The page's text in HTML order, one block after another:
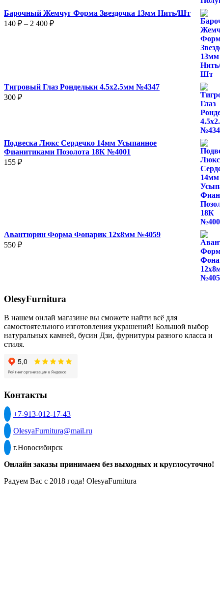
Барочный Жемчуг Форма Звездочка 13мм Нить/Шт
140 ₽ – 2 400 ₽Диапазон
Тигровый Глаз Рондельки 4.5х2.5мм №4347
300 ₽
Подвеска Люкс Сердечко 14мм Усыпанное
Фианитиками Позолота 18К №4001
155 ₽
Авантюрин Форма Фонарик 12x8мм №4059
550 ₽
OlesyFurnitura
В нашем онлай магазине вы сможете найти всё для
самостоятельного изготовления украшений! Большой выбор
натуральных камней, бусин Дзи, фурнитуры разного класса и
стиля.
Контакты
+7-913-012-17-43
OlesyaFurnitura@mail.ru
г.Новосибирск
Онлайн заказы принимаем без выходных и круглосуточно!
Радуем Вас с 2018 года! OlesyaFurnitura